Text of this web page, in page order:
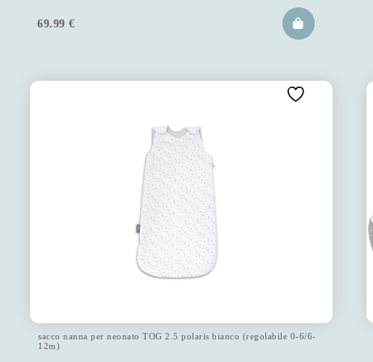
69.99 €
sacco nanna per neonato TOG 2.5 polaris bianco (regolabile 0-6/6-
12m)